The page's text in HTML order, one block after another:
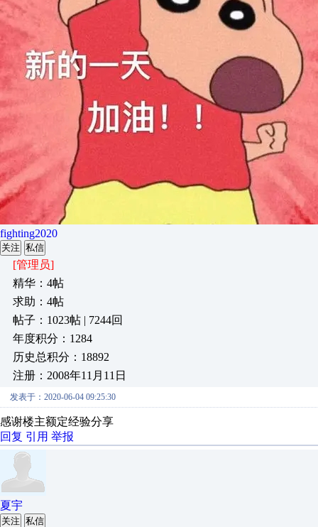
fighting2020
关注 私信
[管理员]
精华：4帖
求助：4帖
帖子：1023帖 | 7244回
年度积分：1284
历史总积分：18892
注册：2008年11月11日
发表于：2020-06-04 09:25:30
感谢楼主额定经验分享
回复 引用 举报
夏宇
关注 私信